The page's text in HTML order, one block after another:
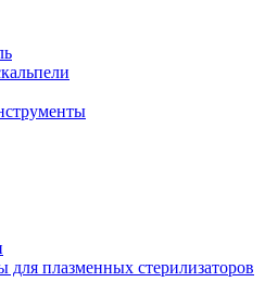
для плазменных стерилизаторов